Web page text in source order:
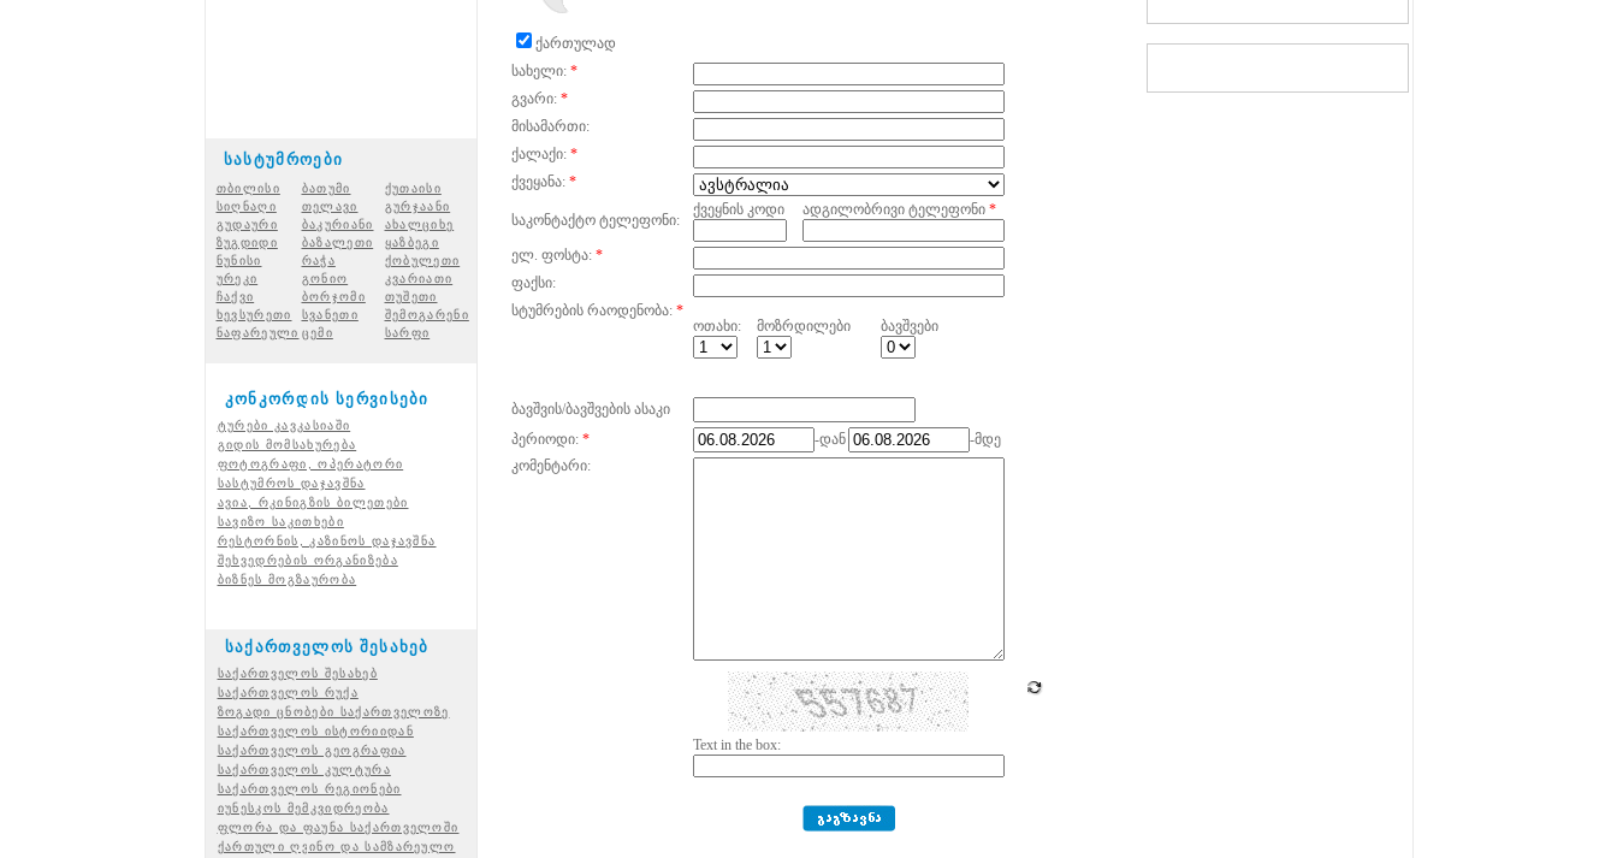
სასტუმროები
თბილისი ბათუმი
ქუთაისი
სიღნაღი
თელავი
გურჯაანი
გუდაური
ბაკურიანი ახალციხე
ზუგდიდი
ბაზალეთი
ყაზბეგი
ნუნისი
რაჭა
ქობულეთი
ურეკი
გონიო
კვარიათი
ჩაქვი
ბორჯომი
თუშეთი
ხევსურეთი
სვანეთი
შემოგარენი
ნაფარეული ცემი სარფი
კონკორდის სერვისები
ტურები კავკასიაში
გიდის მომსახურება
ფოტოგრაფი, ოპერატორი
სასტუმროს დაჯავშნა
ავია, რკინიგზის ბილეთები
სავიზო საკითხები
რესტორნის, კაზინოს დაჯავშნა
შეხვედრების ორგანიზება
ბიზნეს მოგზაურობა
საქართველოს შესახებ
საქართველოს შესახებ
საქართველოს რუქა
ზოგადი ცნობები საქართველოზე
საქართველოს ისტორიიდან
საქართველოს გეოგრაფია
საქართველოს კულტურა
საქართველოს რეგიონები
იუნესკოს მემკვიდრეობა
ფლორა და ფაუნა საქართველოში
ქართული ღვინო და სამზარეულო
ქართულად
სახელი: *
გვარი: *
მისამართი:
ქალაქი: *
ქვეყანა: *
საკონტაქტო ტელეფონი:
ქვეყნის კოდი ადგილობრივი ტელეფონი *
ელ. ფოსტა: *
ფაქსი:
სტუმრების რაოდენობა: *
ოთახი:
მოზრდილები ბავშვები
ბავშვის/ბავშვების ასაკი
პერიოდი: * -დან
-მდე
კომენტარი:
Text in the box: